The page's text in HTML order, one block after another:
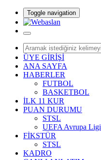
Toggle navigation
ÜYE GİRİŞİ
ANA SAYFA
HABERLER
FUTBOL
BASKETBOL
İLK 11 KUR
PUAN DURUMU
STSL
UEFA Avrupa Ligi
FİKSTÜR
STSL
KADRO